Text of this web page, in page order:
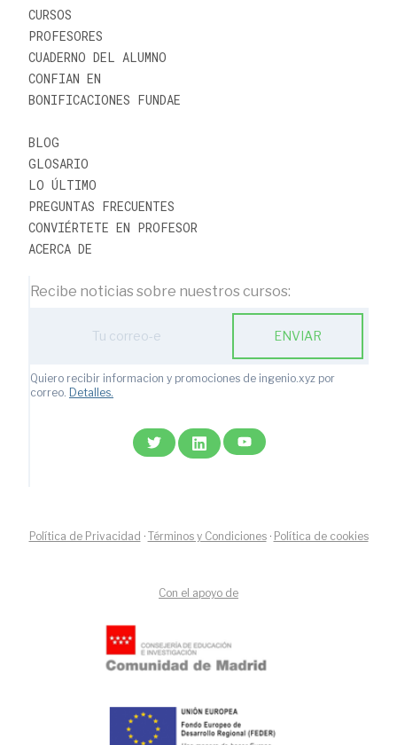
CURSOS
PROFESORES
CUADERNO DEL ALUMNO
CONFIAN EN
BONIFICACIONES FUNDAE
BLOG
GLOSARIO
LO ÚLTIMO
PREGUNTAS FRECUENTES
CONVIÉRTETE EN PROFESOR
ACERCA DE
Recibe noticias sobre nuestros cursos:
ENVIAR
Quiero recibir informacion y promociones de ingenio.xyz por
correo. Detalles.
Política de Privacidad · Términos y Condiciones· Política de cookies
Con el apoyo de